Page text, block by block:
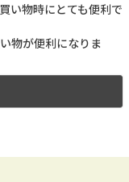
い物時にとても便利で
物が便利になりま